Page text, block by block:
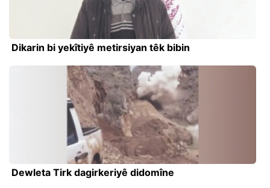
Dikarin bi yekîtiyê metirsiyan têk bibin
Dewleta Tirk dagirkeriyê didomîne